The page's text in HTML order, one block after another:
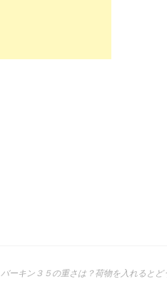
バーキン３５の重さは？荷物を入れるとど